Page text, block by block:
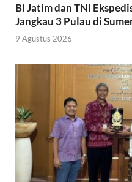
BI Jatim dan TNI
Jangkau 3 Pulau di
9 Agustus 2026